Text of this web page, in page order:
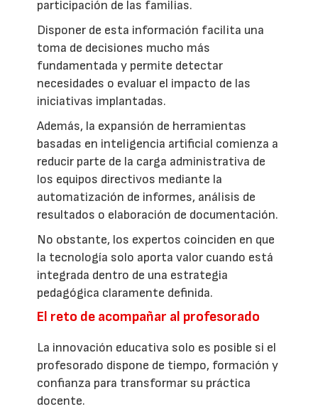
participación de las familias.
Disponer de esta información facilita una
toma de decisiones mucho más
fundamentada y permite detectar
necesidades o evaluar el impacto de las
iniciativas implantadas.
Además, la expansión de herramientas
basadas en inteligencia artificial comienza a
reducir parte de la carga administrativa de
los equipos directivos mediante la
automatización de informes, análisis de
resultados o elaboración de documentación.
No obstante, los expertos coinciden en que
la tecnología solo aporta valor cuando está
integrada dentro de una estrategia
pedagógica claramente definida.
El reto de acompañar al profesorado
La innovación educativa solo es posible si el
profesorado dispone de tiempo, formación y
confianza para transformar su práctica
docente.